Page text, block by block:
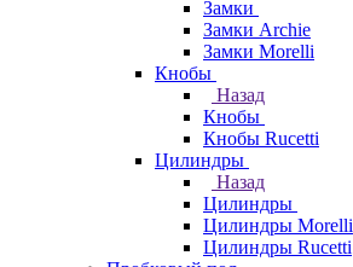
Замки
Замки Archie
Замки Morelli
Кнобы
Назад
Кнобы
Кнобы Rucetti
Цилиндры
Назад
Цилиндры
Цилиндры Morelli
Цилиндры Rucetti